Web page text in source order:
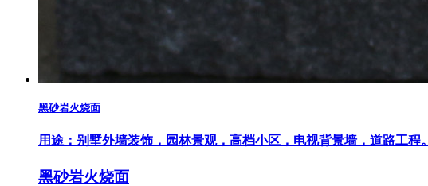
黑砂岩火烧面
用途： 别墅外墙装饰，园林景观，高档小区，电视背景墙，道路工程。
黑砂岩火烧面